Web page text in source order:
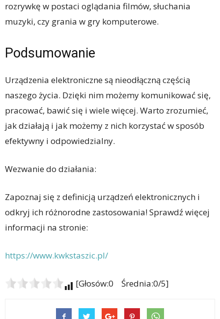
rozrywkę w postaci oglądania filmów, słuchania
muzyki, czy grania w gry komputerowe.
Podsumowanie
Urządzenia elektroniczne są nieodłączną częścią
naszego życia. Dzięki nim możemy komunikować się,
pracować, bawić się i wiele więcej. Warto zrozumieć,
jak działają i jak możemy z nich korzystać w sposób
efektywny i odpowiedzialny.
Wezwanie do działania:
Zapoznaj się z definicją urządzeń elektronicznych i
odkryj ich różnorodne zastosowania! Sprawdź więcej
informacji na stronie:
https://www.kwkstaszic.pl/
[Głosów:0 Średnia:0/5]